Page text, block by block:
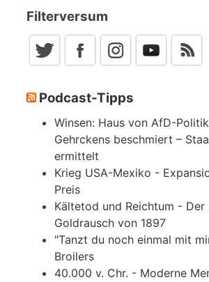
Filterversum
Podcast-Tipps
Winsen: Haus von AfD-
Gehrckens beschmiert –
ermittelt
Krieg USA-Mexiko -
Preis
Kältetod und Reichtum - Der
Goldrausch von 1897
"Tanzt du noch einmal mit
Broilers
40.000 v. Chr. - Moderne